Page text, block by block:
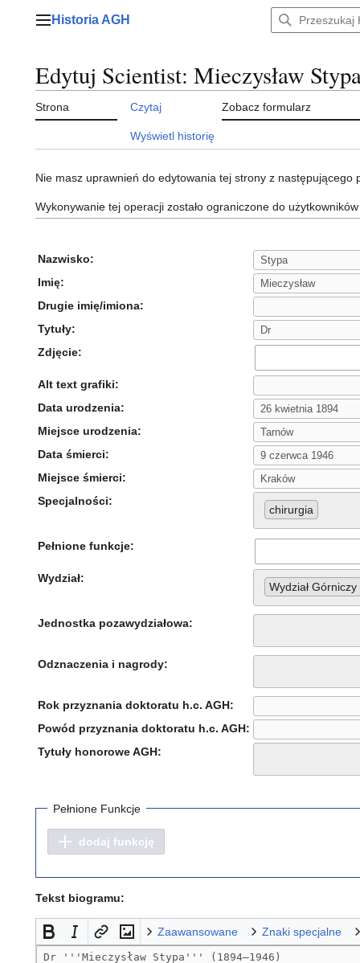
Menu główne
Historia AGH
Edytuj Scientist: Mieczysław
Strona Czytaj Zobacz formularz
Wyświetl historię
Nie masz uprawnień do edytowania tej strony z następującego
Wykonywanie tej operacji zostało ograniczone do
Nazwisko:
Imię:
Drugie imię/imiona:
Tytuły:
Zdjęcie:
Alt text grafiki:
Data urodzenia:
Miejsce urodzenia:
Data śmierci:
Miejsce śmierci:
Specjalności:
chirurgia
Pełnione funkcje:
Wydział:
Wydział Górniczy
Jednostka pozawydziałowa:
Odznaczenia i nagrody:
Rok przyznania doktoratu h.c. AGH:
Powód przyznania doktoratu h.c. AGH:
Tytuły honorowe AGH:
Pełnione Funkcje
dodaj funkcję
Tekst biogramu:
Zaawansowane Znaki specjalne